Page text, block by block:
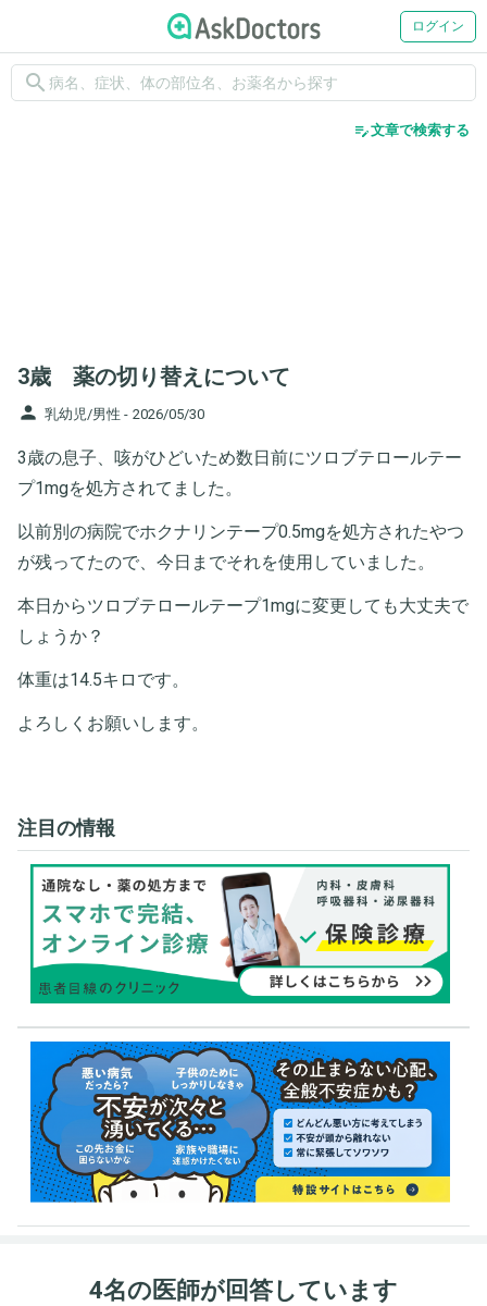
ログイン
search
edit_note文章で検索する
3歳 薬の切り替えについて
person 乳幼児/男性 - 2026/05/30
3歳の息子、咳がひどいため数日前にツロブテロールテー
プ1mgを処方されてました。
以前別の病院でホクナリンテープ0.5mgを処方されたやつ
が残ってたので、今日までそれを使用していました。
本日からツロブテロールテープ1mgに変更しても大丈夫で
しょうか？
体重は14.5キロです。
よろしくお願いします。
注目の情報
4名の医師が回答しています